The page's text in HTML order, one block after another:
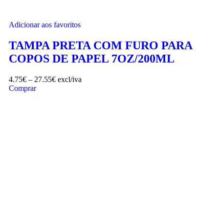
Adicionar aos favoritos
TAMPA PRETA COM FURO PARA
COPOS DE PAPEL 7OZ/200ML
4.75€ – 27.55€ excl/iva
Comprar